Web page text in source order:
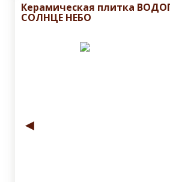
Керамическая плитка
СОЛНЦЕ НЕБО
◄